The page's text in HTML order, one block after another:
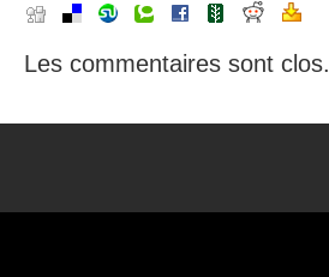
Les commentaires sont clos.